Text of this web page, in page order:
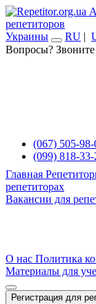
репетиторов
Украины
RU |
Вопросы?
(067) 505-98-
(099) 818-33-
Главная
репетиторах
Вакансии для
О нас Политика
Материалы для
Регистрация для